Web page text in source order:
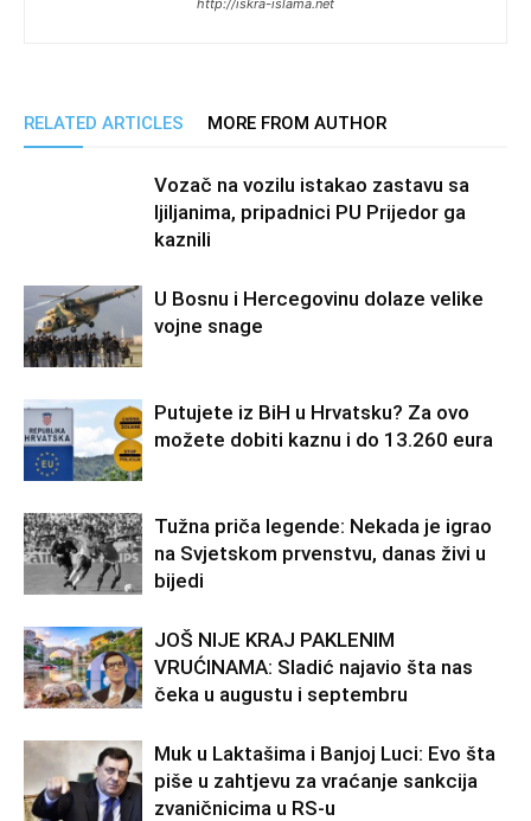
http://iskra-islama.net
RELATED ARTICLES MORE FROM AUTHOR
Vozač na vozilu istakao zastavu sa
ljiljanima, pripadnici PU Prijedor ga
kaznili
U Bosnu i Hercegovinu dolaze velike
vojne snage
Putujete iz BiH u Hrvatsku? Za ovo
možete dobiti kaznu i do 13.260 eura
Tužna priča legende: Nekada je igrao
na Svjetskom prvenstvu, danas živi u
bijedi
JOŠ NIJE KRAJ PAKLENIM
VRUĆINAMA: Sladić najavio šta nas
čeka u augustu i septembru
Muk u Laktašima i Banjoj Luci: Evo šta
piše u zahtjevu za vraćanje sankcija
zvaničnicima u RS-u